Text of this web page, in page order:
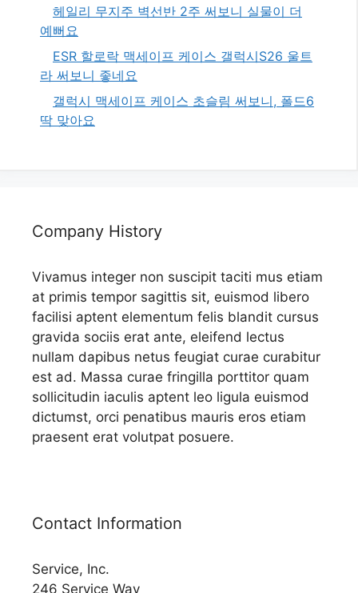
헤일리 무지주 벽선반 2주 써보니 실물이 더
예뻐요
ESR 할로락 맥세이프 케이스 갤럭시S26 울트
라 써보니 좋네요
갤럭시 맥세이프 케이스 초슬림 써보니, 폴드6
딱 맞아요
Company History
Vivamus integer non suscipit taciti mus etiam
at primis tempor sagittis sit, euismod libero
facilisi aptent elementum felis blandit cursus
gravida sociis erat ante, eleifend lectus
nullam dapibus netus feugiat curae curabitur
est ad. Massa curae fringilla porttitor quam
sollicitudin iaculis aptent leo ligula euismod
dictumst, orci penatibus mauris eros etiam
praesent erat volutpat posuere.
Contact Information
Service, Inc.
246 Service Way